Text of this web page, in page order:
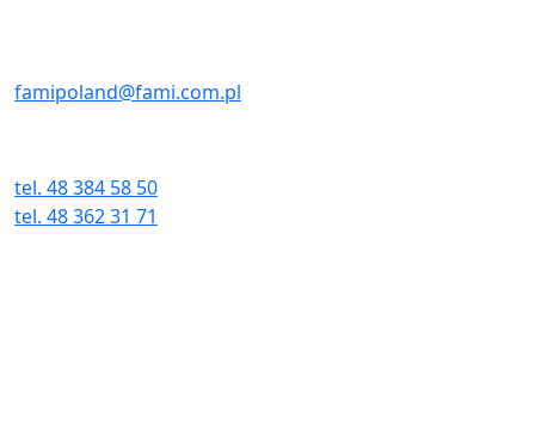
famipoland@fami.com.pl
tel. 48 384 58 50
tel. 48 362 31 71